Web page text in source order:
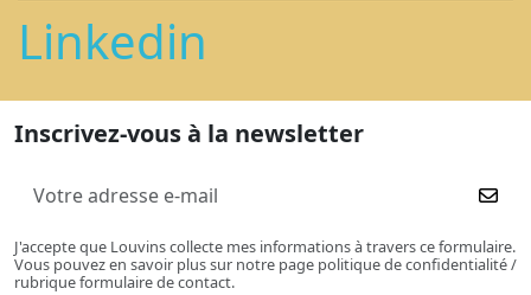
Linkedin
Inscrivez-vous à la newsletter
J'accepte que Louvins collecte mes informations à travers ce formulaire.
Vous pouvez en savoir plus sur notre page politique de confidentialité /
rubrique formulaire de contact.